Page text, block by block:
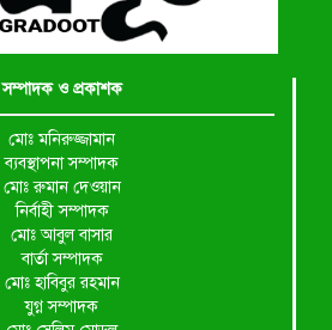
সম্পাদক ও প্রকাশক
মোঃ মনিরুজ্জামান
ব্যবস্থাপনা সম্পাদক
মোঃ রুমান দেওয়ান
নির্বাহী সম্পাদক
মোঃ আবুল বাসার
বার্তা সম্পাদক
মোঃ হাবিবুর রহমান
যুগ্ন সম্পাদক